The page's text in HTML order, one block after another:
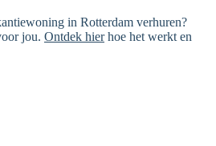
in Rotterdam verhuren?
jou. Ontdek hierhoe het werkt en